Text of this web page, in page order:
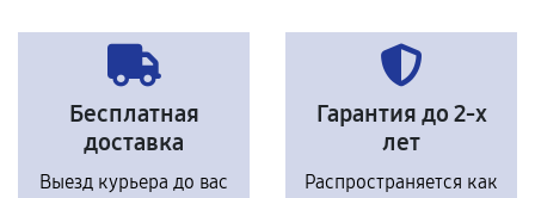
Бесплатная
доставка
Выезд курьера до вас
Гарантия до 2-х
лет
Распространяется как